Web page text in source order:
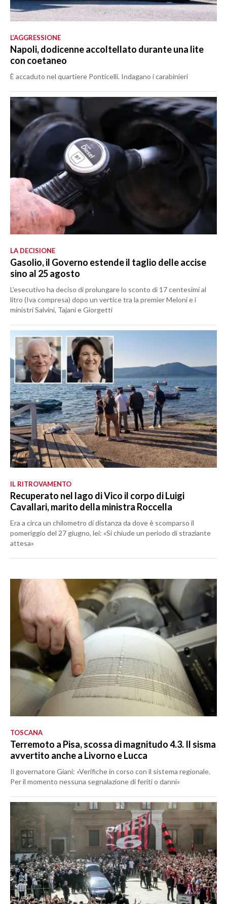
L’AGGRESSIONE
Napoli, dodicenne accoltellato durante una lite
con coetaneo
È accaduto nel quartiere Ponticelli. Indagano i carabinieri
LA DECISIONE
Gasolio, il Governo estende il taglio delle accise
sino al 25 agosto
L'esecutivo ha deciso di prolungare lo sconto di 17 centesimi al
litro (Iva compresa) dopo un vertice tra la premier Meloni e i
ministri Salvini, Tajani e Giorgetti
IL RITROVAMENTO
Recuperato nel lago di Vico il corpo di Luigi
Cavallari, marito della ministra Roccella
Era a circa un chilometro di distanza da dove è scomparso il
pomeriggio del 27 giugno, lei: «Si chiude un periodo di straziante
attesa»
TOSCANA
Terremoto a Pisa, scossa di magnitudo 4.3. Il sisma
avvertito anche a Livorno e Lucca
Il governatore Giani: «Verifiche in corso con il sistema regionale.
Per il momento nessuna segnalazione di feriti o danni»